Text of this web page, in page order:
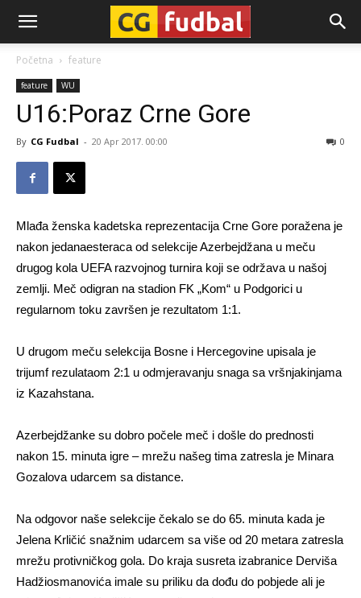
CG-
Fudbal
Početna feature
feature WU
U16:Poraz Crne Gore
By CG Fudbal - 20 Apr 2017. 00:00 0
Mlađa ženska kadetska reprezentacija Crne Gore poražena je
nakon jedanaesteraca od selekcije Azerbejdžana u meču
drugog kola UEFA razvojnog turnira koji se održava u našoj
zemlji. Meč odigran na stadion FK „Kom“ u Podgorici u
regularnom toku završen je rezultatom 1:1.
U drugom meču selekcija Bosne i Hercegovine upisala je
trijumf rezulataom 2:1 u odmjeravanju snaga sa vršnjakinjama
iz Kazahstana.
Azerbejdžanke su dobro počele meč i došle do prednosti
nakon 15. minuta igre – mrežu našeg tima zatresla je Minara
Gozalova udarcem sa distance.
Na odgovor naše selekcije čekalo se do 65. minuta kada je
Jelena Krličić snažnim udarcem sa više od 20 metara zatresla
mrežu protivničkog gola. Do kraja susreta izabranice Derviša
Hadžiosmanovića imale su priliku da dođu do pobjede ali je